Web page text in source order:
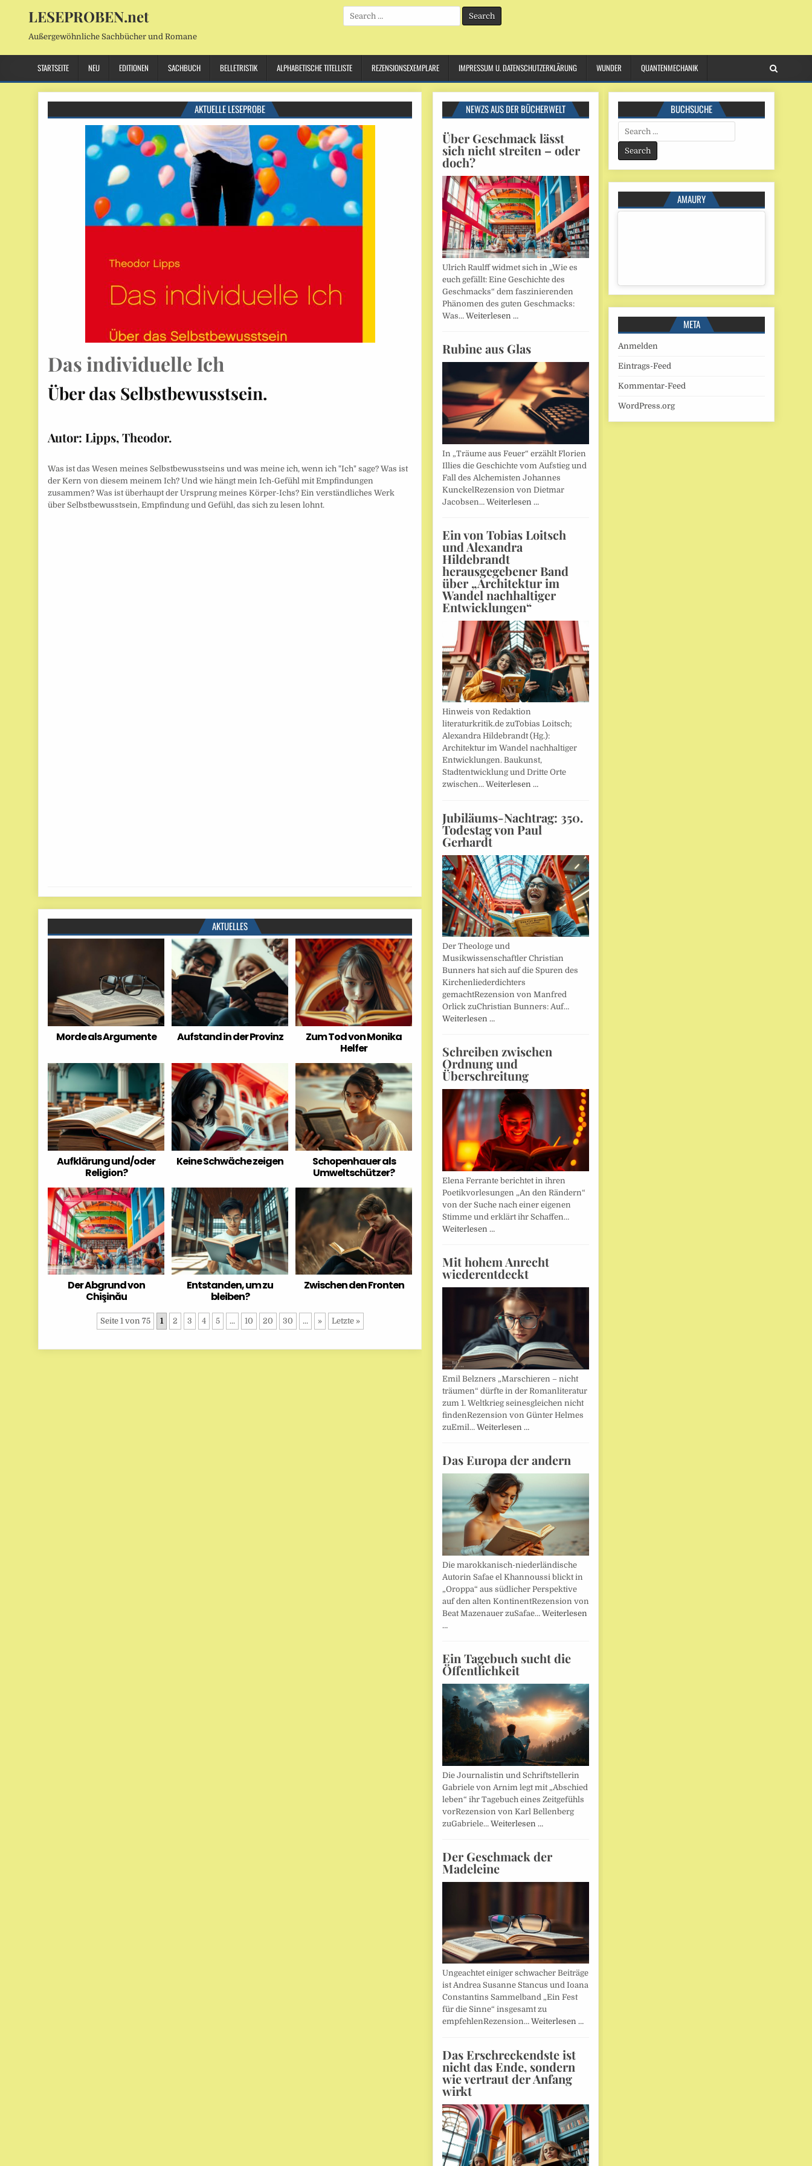
LESEPROBEN.net
Außergewöhnliche Sachbücher und Romane
Search
for:
STARTSEITE NEU EDITIONEN SACHBUCH BELLETRISTIK ALPHABETISCHE TITELLISTE REZENSIONSEXEMPLARE IMPRESSUM U. DATENSCHUTZERKLÄRUNG WUNDER QUANTENMECHANIK
AKTUELLE LESEPROBE
Das individuelle Ich
Über das Selbstbewusstsein.
Autor: Lipps, Theodor.
Was ist das Wesen meines Selbstbewusstseins und was meine ich, wenn ich "Ich" sage? Was ist
der Kern von diesem meinem Ich? Und wie hängt mein Ich-Gefühl mit Empfindungen
zusammen? Was ist überhaupt der Ursprung meines Körper-Ichs? Ein verständliches Werk
über Selbstbewusstsein, Empfindung und Gefühl, das sich zu lesen lohnt.
AKTUELLES
Morde als Argumente Aufstand in der Provinz
Zum Tod von Monika
Helfer
Aufklärung und/oder
Religion?
Keine Schwäche zeigen
Schopenhauer als
Umweltschützer?
Der Abgrund von
Chişinău
Entstanden, um zu
bleiben?
Zwischen den Fronten
Seite 1 von 75 1 2 3 4 5 ... 10 20 30 ... » Letzte »
NEWZS AUS DER BÜCHERWELT
Über Geschmack lässt
sich nicht streiten – oder
doch?
Ulrich Raulff widmet sich in „Wie es
euch gefällt: Eine Geschichte des
Geschmacks“ dem faszinierenden
Phänomen des guten Geschmacks:
Was… Weiterlesen …
Rubine aus Glas
In „Träume aus Feuer“ erzählt Florien
Illies die Geschichte vom Aufstieg und
Fall des Alchemisten Johannes
KunckelRezension von Dietmar
Jacobsen… Weiterlesen …
Ein von Tobias Loitsch
und Alexandra
Hildebrandt
herausgegebener Band
über „Architektur im
Wandel nachhaltiger
Entwicklungen“
Hinweis von Redaktion
literaturkritik.de zuTobias Loitsch;
Alexandra Hildebrandt (Hg.):
Architektur im Wandel nachhaltiger
Entwicklungen. Baukunst,
Stadtentwicklung und Dritte Orte
zwischen… Weiterlesen …
Jubiläums-Nachtrag: 350.
Todestag von Paul
Gerhardt
Der Theologe und
Musikwissenschaftler Christian
Bunners hat sich auf die Spuren des
Kirchenliederdichters
gemachtRezension von Manfred
Orlick zuChristian Bunners: Auf…
Weiterlesen …
Schreiben zwischen
Ordnung und
Überschreitung
Elena Ferrante berichtet in ihren
Poetikvorlesungen „An den Rändern“
von der Suche nach einer eigenen
Stimme und erklärt ihr Schaffen…
Weiterlesen …
Mit hohem Anrecht
wiederentdeckt
Emil Belzners „Marschieren – nicht
träumen“ dürfte in der Romanliteratur
zum 1. Weltkrieg seinesgleichen nicht
findenRezension von Günter Helmes
zuEmil… Weiterlesen …
Das Europa der andern
Die marokkanisch-niederländische
Autorin Safae el Khannoussi blickt in
„Oroppa“ aus südlicher Perspektive
auf den alten KontinentRezension von
Beat Mazenauer zuSafae… Weiterlesen
…
Ein Tagebuch sucht die
Öffentlichkeit
Die Journalistin und Schriftstellerin
Gabriele von Arnim legt mit „Abschied
leben“ ihr Tagebuch eines Zeitgefühls
vorRezension von Karl Bellenberg
zuGabriele… Weiterlesen …
Der Geschmack der
Madeleine
Ungeachtet einiger schwacher Beiträge
ist Andrea Susanne Stancus und Ioana
Constantins Sammelband „Ein Fest
für die Sinne“ insgesamt zu
empfehlenRezension… Weiterlesen …
Das Erschreckendste ist
nicht das Ende, sondern
wie vertraut der Anfang
wirkt
BUCHSUCHE
Search
for:
AMAURY
META
Anmelden
Eintrags-Feed
Kommentar-Feed
WordPress.org